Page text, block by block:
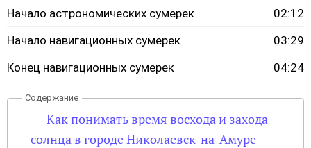
Начало астрономических сумерек
02:12
Начало навигационных сумерек
03:29
Конец навигационных сумерек
04:24
Как понимать время восхода и захода
солнца в городе Николаевск-на-Амуре